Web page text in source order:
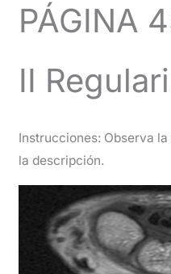
PÁGINA
II
Instrucciones: Observa
la descripción.